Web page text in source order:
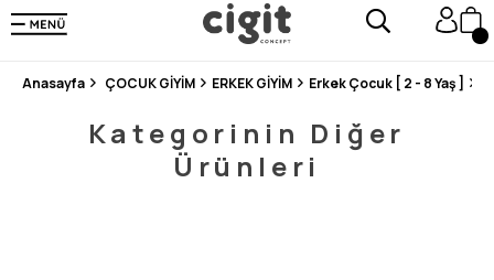
250.000'DEN FAZLA DEĞERLENDİRMEDE 5 ÜZERİNDEN 4.8 PUAN ALDI ⭐⭐⭐⭐⭐
3 MİLYONDAN FAZLA MUTLU MÜŞTERİ ❤️ 10 MİLYON ÜRÜN
Anasayfa ÇOCUK GİYİM ERKEK GİYİM Erkek Çocuk [ 2 - 8 Yaş ]
Kategorinin Diğer
Ürünleri